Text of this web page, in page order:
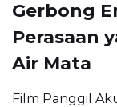
Gerbong
Perasaan
Air Mata
Film Panggil